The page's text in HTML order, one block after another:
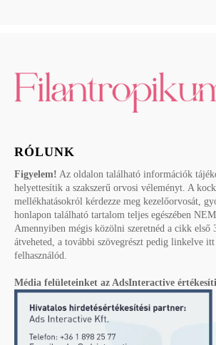
RÓLUNK
Figyelem! Az oldalon található információk
helyettesítik a szakszerű orvosi véleményt. A
mellékhatásokról kérdezze meg kezelőorvosát,
honlapon található tartalom teljes egészében
Amennyiben mégis közölni szeretnéd a cikk első
átveheted, a további szövegrészt pedig linkelve
felhasználód.
Média felületeinket az AdsInteractive